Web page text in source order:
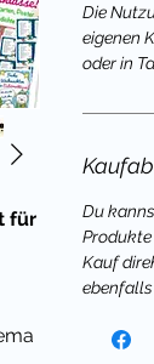
für
Die
eigenen
oder in
Du
Kauf
ebenfalls